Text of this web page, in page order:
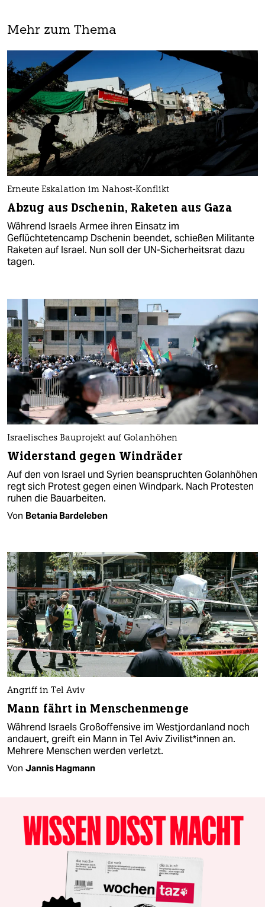
Mehr zum Thema
Erneute Eskalation im Nahost-Konflikt
Abzug aus Dschenin, Raketen aus Gaza
Während Israels Armee ihren Einsatz im
Geflüchtetencamp Dschenin beendet, schießen Militante
Raketen auf Israel. Nun soll der UN-Sicherheitsrat dazu
tagen.
Israelisches Bauprojekt auf Golanhöhen
Widerstand gegen Windräder
Auf den von Israel und Syrien beanspruchten Golanhöhen
regt sich Protest gegen einen Windpark. Nach Protesten
ruhen die Bauarbeiten.
Von Betania Bardeleben
Angriff in Tel Aviv
Mann fährt in Menschenmenge
Während Israels Großoffensive im Westjordanland noch
andauert, greift ein Mann in Tel Aviv Zi­vi­lis­t*in­nen an.
Mehrere Menschen werden verletzt.
Von Jannis Hagmann